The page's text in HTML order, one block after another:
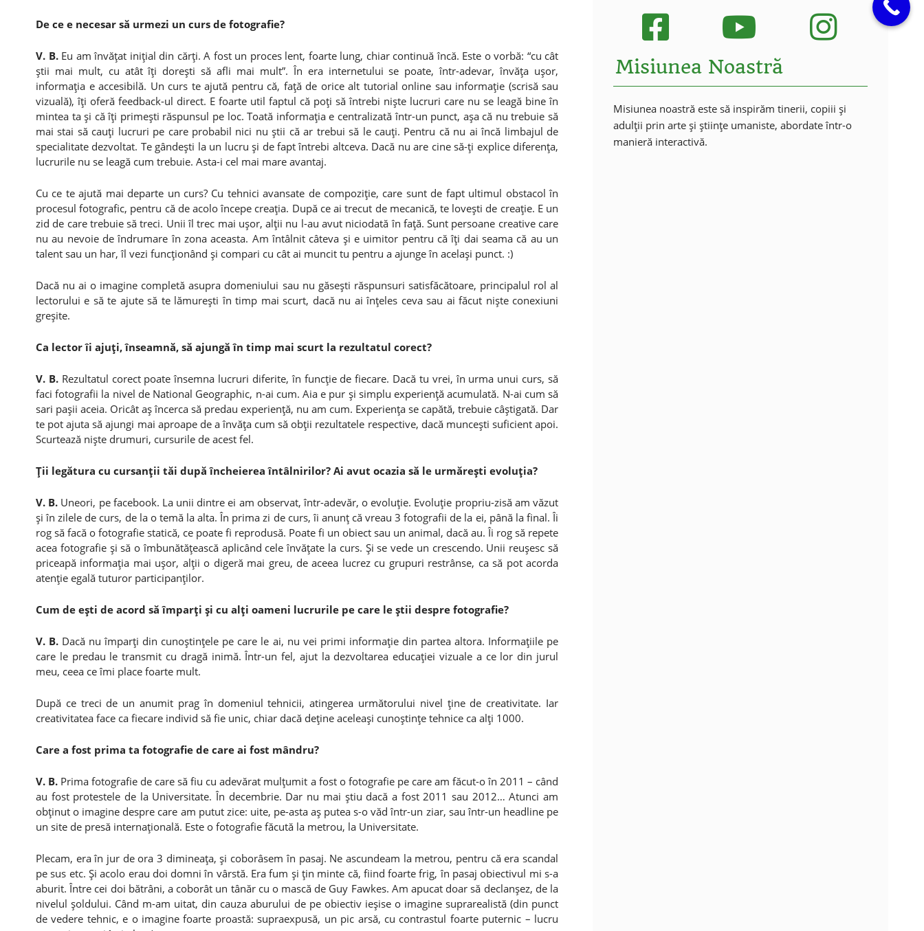
De ce e necesar să urmezi un curs de fotografie?
V. B. Eu am învăţat iniţial din cărţi. A fost un proces lent, foarte lung, chiar continuă încă. Este o vorbă: “cu cât
ştii mai mult, cu atât îţi doreşti să afli mai mult”. În era internetului se poate, într-adevar, învăţa uşor,
informaţia e accesibilă. Un curs te ajută pentru că, faţă de orice alt tutorial online sau informaţie (scrisă sau
vizuală), îţi oferă feedback-ul direct. E foarte util faptul că poţi să întrebi nişte lucruri care nu se leagă bine în
mintea ta şi că îţi primeşti răspunsul pe loc. Toată informaţia e centralizată într-un punct, aşa că nu trebuie să
mai stai să cauţi lucruri pe care probabil nici nu ştii că ar trebui să le cauţi. Pentru că nu ai încă limbajul de
specialitate dezvoltat. Te gândeşti la un lucru şi de fapt întrebi altceva. Dacă nu are cine să-ţi explice diferenţa,
lucrurile nu se leagă cum trebuie. Asta-i cel mai mare avantaj.
Cu ce te ajută mai departe un curs? Cu tehnici avansate de compoziţie, care sunt de fapt ultimul obstacol în
procesul fotografic, pentru că de acolo începe creaţia. După ce ai trecut de mecanică, te loveşti de creaţie. E un
zid de care trebuie să treci. Unii îl trec mai uşor, alţii nu l-au avut niciodată în faţă. Sunt persoane creative care
nu au nevoie de îndrumare în zona aceasta. Am întâlnit câteva şi e uimitor pentru că îţi dai seama că au un
talent sau un har, îl vezi funcţionând şi compari cu cât ai muncit tu pentru a ajunge în acelaşi punct. :)
Dacă nu ai o imagine completă asupra domeniului sau nu găseşti răspunsuri satisfăcătoare, principalul rol al
lectorului e să te ajute să te lămureşti în timp mai scurt, dacă nu ai înţeles ceva sau ai făcut nişte conexiuni
greşite.
Ca lector îi ajuţi, înseamnă, să ajungă în timp mai scurt la rezultatul corect?
V. B. Rezultatul corect poate însemna lucruri diferite, în funcţie de fiecare. Dacă tu vrei, în urma unui curs, să
faci fotografii la nivel de National Geographic, n-ai cum. Aia e pur şi simplu experienţă acumulată. N-ai cum să
sari paşii aceia. Oricât aş încerca să predau experienţă, nu am cum. Experienţa se capătă, trebuie câştigată. Dar
te pot ajuta să ajungi mai aproape de a învăţa cum să obţii rezultatele respective, dacă munceşti suficient apoi.
Scurtează nişte drumuri, cursurile de acest fel.
Ţii legătura cu cursanţii tăi după încheierea întâlnirilor? Ai avut ocazia să le urmăreşti evoluţia?
V. B. Uneori, pe facebook. La unii dintre ei am observat, într-adevăr, o evoluţie. Evoluţie propriu-zisă am văzut
şi în zilele de curs, de la o temă la alta. În prima zi de curs, îi anunţ că vreau 3 fotografii de la ei, până la final. Îi
rog să facă o fotografie statică, ce poate fi reprodusă. Poate fi un obiect sau un animal, dacă au. Îi rog să repete
acea fotografie şi să o îmbunătăţească aplicând cele învăţate la curs. Şi se vede un crescendo. Unii reuşesc să
priceapă informaţia mai uşor, alţii o digeră mai greu, de aceea lucrez cu grupuri restrânse, ca să pot acorda
atenţie egală tuturor participanţilor.
Cum de eşti de acord să împarţi şi cu alţi oameni lucrurile pe care le ştii despre fotografie?
V. B. Dacă nu împarţi din cunoştinţele pe care le ai, nu vei primi informaţie din partea altora. Informaţiile pe
care le predau le transmit cu dragă inimă. Într-un fel, ajut la dezvoltarea educaţiei vizuale a ce lor din jurul
meu, ceea ce îmi place foarte mult.
După ce treci de un anumit prag în domeniul tehnicii, atingerea următorului nivel ţine de creativitate. Iar
creativitatea face ca fiecare individ să fie unic, chiar dacă deţine aceleaşi cunoştinţe tehnice ca alţi 1000.
Care a fost prima ta fotografie de care ai fost mândru?
V. B. Prima fotografie de care să fiu cu adevărat mulţumit a fost o fotografie pe care am făcut-o în 2011 – când
au fost protestele de la Universitate. În decembrie. Dar nu mai ştiu dacă a fost 2011 sau 2012… Atunci am
obţinut o imagine despre care am putut zice: uite, pe-asta aş putea s-o văd într-un ziar, sau într-un headline pe
un site de presă internaţională. Este o fotografie făcută la metrou, la Universitate.
Plecam, era în jur de ora 3 dimineaţa, şi coborâsem în pasaj. Ne ascundeam la metrou, pentru că era scandal
pe sus etc. Şi acolo erau doi domni în vârstă. Era fum şi ţin minte că, fiind foarte frig, în pasaj obiectivul mi s-a
aburit. Între cei doi bătrâni, a coborât un tânăr cu o mască de Guy Fawkes. Am apucat doar să declanşez, de la
nivelul şoldului. Când m-am uitat, din cauza aburului de pe obiectiv ieşise o imagine suprarealistă (din punct
de vedere tehnic, e o imagine foarte proastă: supraexpusă, un pic arsă, cu contrastul foarte puternic – lucru
Misiunea Noastră
Misiunea noastră este să inspirăm tinerii, copiii și
adulții prin arte și științe umaniste, abordate într-o
manieră interactivă.